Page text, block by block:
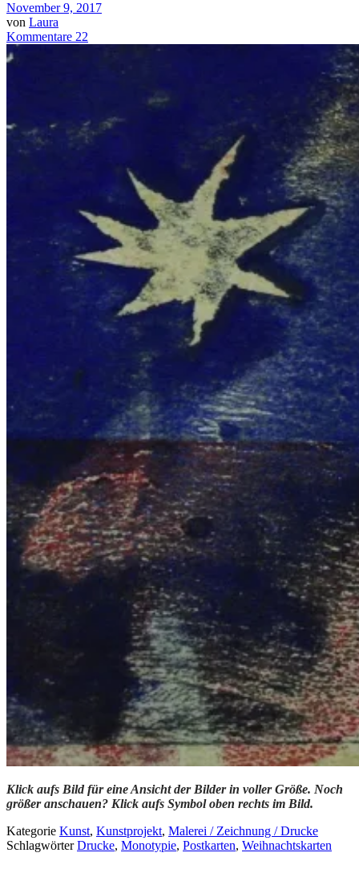
November 9, 2017
von Laura
Kommentare 22
Klick aufs Bild für eine Ansicht der Bilder in voller Größe. Noch
größer anschauen? Klick aufs Symbol oben rechts im Bild.
Kategorie Kunst, Kunstprojekt, Malerei / Zeichnung / Drucke
SchlagwörterDrucke, Monotypie, Postkarten, Weihnachtskarten